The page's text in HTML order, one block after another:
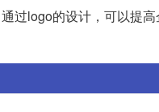
过logo的设计，可以提